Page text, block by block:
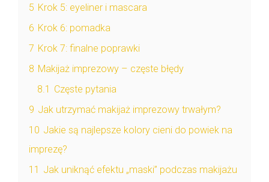
5 Krok 5: eyeliner i mascara
6 Krok 6: pomadka
7 Krok 7: finalne poprawki
8 Makijaż imprezowy – częste błędy
8.1 Częste pytania
9 Jak utrzymać makijaż imprezowy trwałym?
10 Jakie są najlepsze kolory cieni do powiek na
imprezę?
11 Jak uniknąć efektu „maski” podczas makijażu